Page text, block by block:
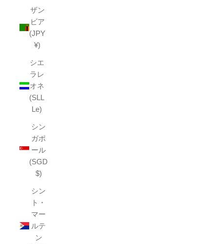
ザン
ビア
(JPY
¥)
シエ
ラレ
オネ
(SLL
Le)
シン
ガポ
ール
(SGD
$)
シン
ト・
マー
ルテ
ン